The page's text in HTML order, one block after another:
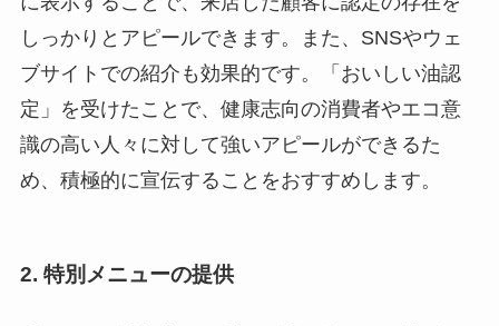
しっかりとアピールできます。また、SNSやウェ
ブサイトでの紹介も効果的です。「おいしい油認
定」を受けたことで、健康志向の消費者やエコ意
識の高い人々に対して強いアピールができるた
め、積極的に宣伝することをおすすめします。
2. 特別メニューの提供